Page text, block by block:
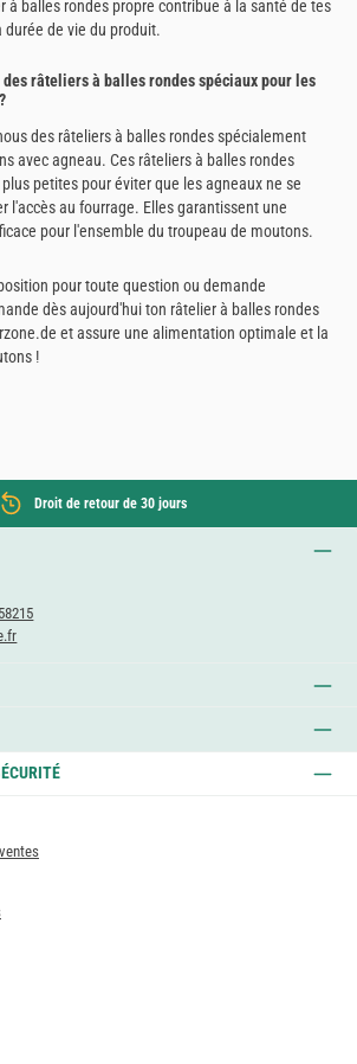
à balles rondes propre contribue à la santé de tes
de vie du produit.
râteliers à balles rondes spéciaux pour les
des râteliers à balles rondes spécialement
avec agneau. Ces râteliers à balles rondes
petites pour éviter que les agneaux ne se
l'accès au fourrage. Elles garantissent une
pour l'ensemble du troupeau de moutons.
pour toute question ou demande
dès aujourd'hui ton râtelier à balles rondes
et assure une alimentation optimale et la
!
Droit de retour de 30 jours